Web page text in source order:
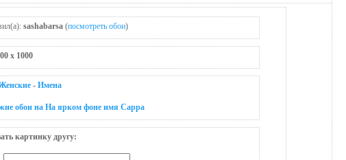
sashabarsa (посмотреть обои)
x 1000
- Имена
обои на На ярком фоне имя Сарра
картинку другу: